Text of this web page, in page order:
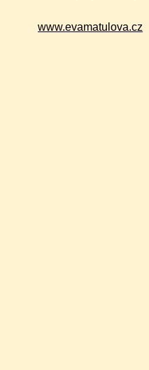
www.evamatulova.cz